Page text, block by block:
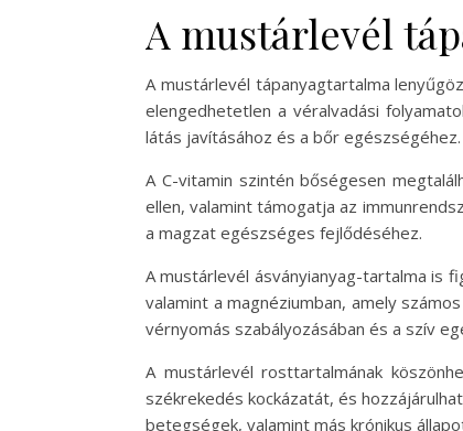
A mustárlevél
A mustárlevél tápanyagtartalma
elengedhetetlen a véralvadási
látás javításához és a bőr egészségéhez.
A C-vitamin szintén bőségesen
ellen, valamint támogatja az
a magzat egészséges fejlődéséhez.
A mustárlevél ásványianyag-tartalma is
valamint a magnéziumban, amely
vérnyomás szabályozásában és a szív
A mustárlevél rosttartalmának
székrekedés kockázatát, és
betegségek, valamint más krónikus